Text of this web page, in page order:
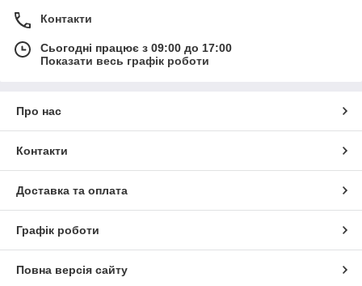
Контакти
Сьогодні працює з 09:00 до 17:00
Показати весь графік роботи
Про нас
Контакти
Доставка та оплата
Графік роботи
Повна версія сайту